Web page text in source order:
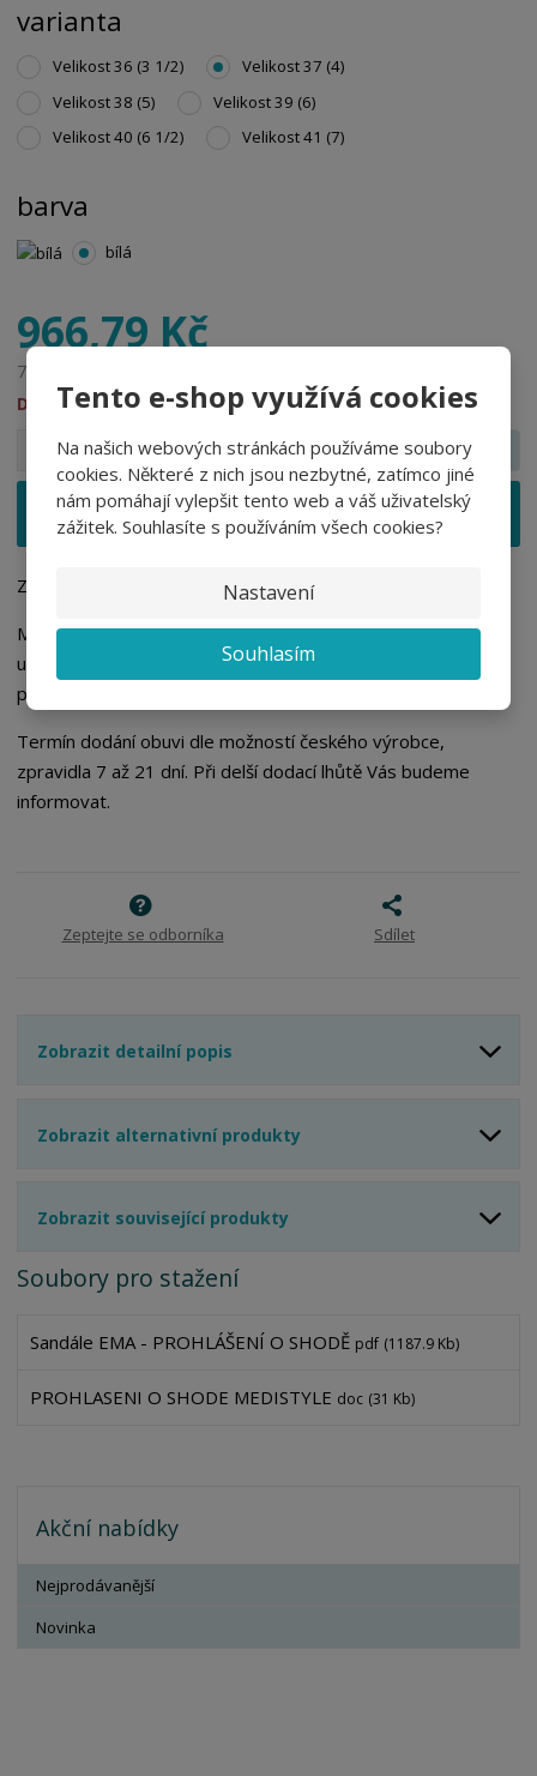
Tento e-shop využívá cookies
Na našich webových stránkách používáme soubory
cookies. Některé z nich jsou nezbytné, zatímco jiné
nám pomáhají vylepšit tento web a váš uživatelský
zážitek. Souhlasíte s používáním všech cookies?
Nastavení
Souhlasím
varianta
Velikost 36 (3 1/2)
Velikost 37 (4)
Velikost 38 (5)
Velikost 39 (6)
Velikost 40 (6 1/2)
Velikost 41 (7)
barva
bílá
966,79 Kč
799,00 Kč bez DPH
DO 21 DNŮ
i
p
o
t
N
a
v
ý
š
n
ž
s
v
í
í
i
m
o
ž
s
t
v
í
Vložit do košíku
Zdravotní dámská relaxační obuv - česká výroba.
Materiál: svršek vyroben z lícové hovězinové usně. Stélka je
usňová anatomicky tvarovaná (po navlhnutí nutno nechat
přirozeně vyschnout. Velikost: 36 - 41.
Termín dodání obuvi dle možností českého výrobce,
zpravidla 7 až 21 dní. Při delší dodací lhůtě Vás budeme
informovat.
Zeptejte se odborníka Sdílet
Zobrazit detailní popis
Zobrazit alternativní produkty
Zobrazit související produkty
Soubory pro stažení
Sandále EMA - PROHLÁŠENÍ O SHODĚ pdf (1187.9 Kb)
PROHLASENI O SHODE MEDISTYLE doc (31 Kb)
Akční nabídky
Nejprodávanější
Novinka